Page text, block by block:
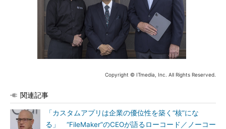
Copyright © ITmedia, Inc. All Rights Reserved.
関連記事
「カスタムアプリは企業の優位性を築く“核”にな
る」 “FileMaker”のCEOが語るローコード／ノーコー